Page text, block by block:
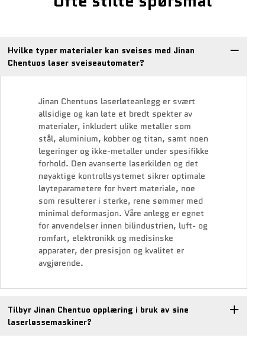
Hvilke typer materialer kan sveises med Jinan
Chentuos laser sveiseautomater?
Jinan Chentuos laserløteanlegg er svært
allsidige og kan løte et bredt spekter av
materialer, inkludert ulike metaller som
stål, aluminium, kobber og titan, samt noen
legeringer og ikke-metaller under spesifikke
forhold. Den avanserte laserkilden og det
nøyaktige kontrollsystemet sikrer optimale
løyteparametere for hvert materiale, noe
som resulterer i sterke, rene sømmer med
minimal deformasjon. Våre anlegg er egnet
for anvendelser innen bilindustrien, luft- og
romfart, elektronikk og medisinske
apparater, der presisjon og kvalitet er
avgjørende.
Tilbyr Jinan Chentuo opplæring i bruk av sine
laserløssemaskiner?